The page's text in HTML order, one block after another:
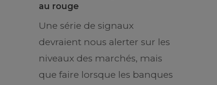
au rouge
Une série de signaux
devraient nous alerter sur les
niveaux des marchés, mais
que faire lorsque les banques